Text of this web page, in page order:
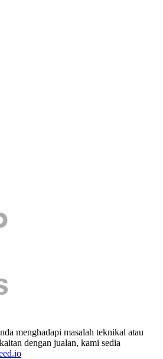
menghadapi masalah teknikal atau
dengan jualan, kami sedia